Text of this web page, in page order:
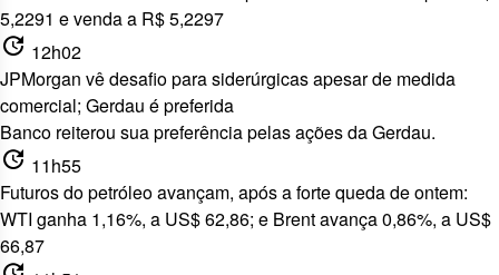
5,2291 e venda a R$ 5,2297
update 12h02
JPMorgan vê desafio para siderúrgicas apesar de medida
comercial; Gerdau é preferida
Banco reiterou sua preferência pelas ações da Gerdau.
update 11h55
Futuros do petróleo avançam, após a forte queda de ontem:
WTI ganha 1,16%, a US$ 62,86; e Brent avança 0,86%, a US$
66,87